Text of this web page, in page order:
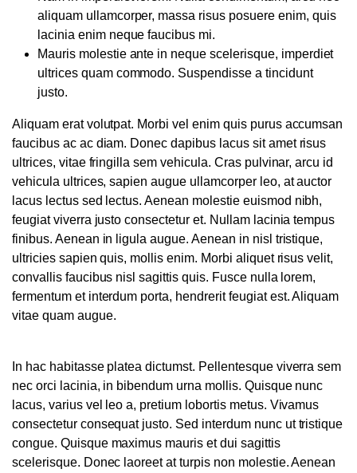
aliquam ullamcorper, massa risus posuere enim, quis
lacinia enim neque faucibus mi.
Mauris molestie ante in neque scelerisque, imperdiet
ultrices quam commodo. Suspendisse a tincidunt
justo.
Aliquam erat volutpat. Morbi vel enim quis purus accumsan
faucibus ac ac diam. Donec dapibus lacus sit amet risus
ultrices, vitae fringilla sem vehicula. Cras pulvinar, arcu id
vehicula ultrices, sapien augue ullamcorper leo, at auctor
lacus lectus sed lectus. Aenean molestie euismod nibh,
feugiat viverra justo consectetur et. Nullam lacinia tempus
finibus. Aenean in ligula augue. Aenean in nisl tristique,
ultricies sapien quis, mollis enim. Morbi aliquet risus velit,
convallis faucibus nisl sagittis quis. Fusce nulla lorem,
fermentum et interdum porta, hendrerit feugiat est. Aliquam
vitae quam augue.
In hac habitasse platea dictumst. Pellentesque viverra sem
nec orci lacinia, in bibendum urna mollis. Quisque nunc
lacus, varius vel leo a, pretium lobortis metus. Vivamus
consectetur consequat justo. Sed interdum nunc ut tristique
congue. Quisque maximus mauris et dui sagittis
scelerisque. Donec laoreet at turpis non molestie. Aenean